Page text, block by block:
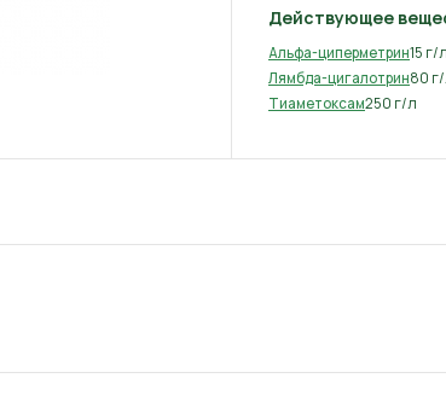
Действующее
Альфа-циперметрин15 г/л
Лямбда-цигалотрин80
Тиаметоксам250 г/л